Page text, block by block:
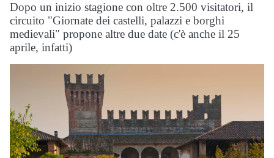
Dopo un inizio stagione con oltre 2.500 visitatori, il
circuito "Giornate dei castelli, palazzi e borghi
medievali" propone altre due date (c'è anche il 25
aprile, infatti)